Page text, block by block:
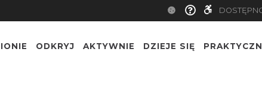
ODKRYJ AKTYWNIE DZIEJE SIĘ